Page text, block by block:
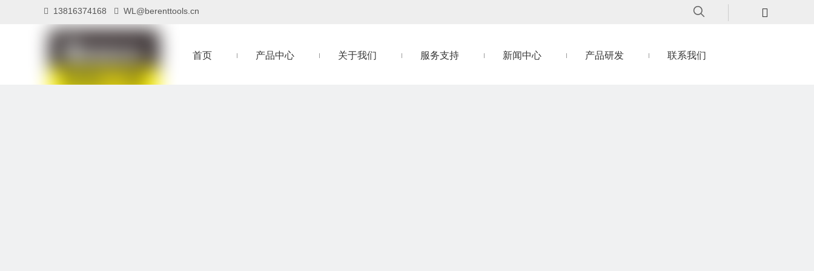
 13816374168  WL@berenttools.cn
首页 产品中心 关于我们 服务支持 新闻中心 产品研发 联系我们